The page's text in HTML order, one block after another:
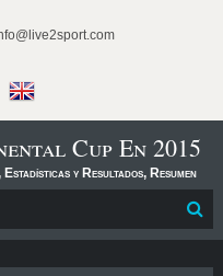
Cup En 2015
y Resultados, Resumen